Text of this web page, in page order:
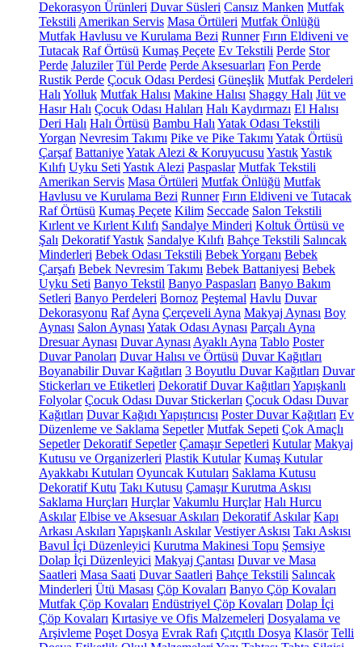
Dekorasyon Ürünleri Duvar Süsleri Cansız Manken Mutfak
Tekstili Amerikan Servis Masa Örtüleri Mutfak Önlüğü
Mutfak Havlusu ve Kurulama Bezi Runner Fırın Eldiveni ve
Tutacak Raf Örtüsü Kumaş Peçete Ev Tekstili Perde Stor
Perde Jaluziler Tül Perde Perde Aksesuarları Fon Perde
Rustik Perde Çocuk Odası Perdesi Güneşlik Mutfak Perdeleri
Halı Yolluk Mutfak Halısı Makine Halısı Shaggy Halı Jüt ve
Hasır Halı Çocuk Odası Halıları Halı Kaydırmazı El Halısı
Deri Halı Halı Örtüsü Bambu Halı Yatak Odası Tekstili
Yorgan Nevresim Takımı Pike ve Pike Takımı Yatak Örtüsü
Çarşaf BattaniyeYatak Alezi & Koruyucusu YastıkYastık
Kılıfı Uyku Seti Yastık Alezi Paspaslar Mutfak Tekstili
Amerikan Servis Masa Örtüleri Mutfak Önlüğü Mutfak
Havlusu ve Kurulama Bezi Runner Fırın Eldiveni ve Tutacak
Raf Örtüsü Kumaş Peçete Kilim Seccade Salon Tekstili
Kırlent ve Kırlent Kılıfı Sandalye Minderi Koltuk Örtüsü ve
Şalı Dekoratif Yastık Sandalye Kılıfı Bahçe Tekstili Salıncak
Minderleri Bebek Odası Tekstili Bebek Yorganı Bebek
Çarşafı Bebek Nevresim Takımı Bebek Battaniyesi Bebek
Uyku Seti Banyo Tekstil Banyo Paspasları Banyo Bakım
Setleri Banyo Perdeleri Bornoz Peştemal Havlu Duvar
Dekorasyonu Raf Ayna Çerçeveli Ayna Makyaj Aynası Boy
Aynası Salon Aynası Yatak Odası Aynası Parçalı Ayna
Dresuar Aynası Duvar Aynası Ayaklı Ayna Tablo Poster
Duvar Panoları Duvar Halısı ve Örtüsü Duvar Kağıtları
Boyanabilir Duvar Kağıtları 3 Boyutlu Duvar Kağıtları Duvar
Stickerları ve Etiketleri Dekoratif Duvar Kağıtları Yapışkanlı
Folyolar Çocuk Odası Duvar Stickerları Çocuk Odası Duvar
Kağıtları Duvar Kağıdı Yapıştırıcısı Poster Duvar Kağıtları Ev
Düzenleme ve Saklama Sepetler Mutfak Sepeti Çok Amaçlı
Sepetler Dekoratif Sepetler Çamaşır Sepetleri Kutular Makyaj
Kutusu ve Organizerleri Plastik Kutular Kumaş Kutular
Ayakkabı Kutuları Oyuncak Kutuları Saklama Kutusu
Dekoratif Kutu Takı Kutusu Çamaşır Kurutma Askısı
Saklama Hurçları Hurçlar Vakumlu Hurçlar Halı Hurcu
Askılar Elbise ve Aksesuar Askıları Dekoratif Askılar Kapı
Arkası Askıları Yapışkanlı Askılar Vestiyer Askısı Takı Askısı
Bavul İçi Düzenleyici Kurutma Makinesi Topu Şemsiye
Dolap İçi Düzenleyici Makyaj Çantası Duvar ve Masa
Saatleri Masa Saati Duvar Saatleri Bahçe Tekstili Salıncak
Minderleri Ütü Masası Çöp Kovaları Banyo Çöp Kovaları
Mutfak Çöp Kovaları Endüstriyel Çöp Kovaları Dolap İçi
Çöp Kovaları Kırtasiye ve Ofis Malzemeleri Dosyalama ve
Arşivleme Poşet Dosya Evrak Rafı Çıtçıtlı Dosya Klasör Telli